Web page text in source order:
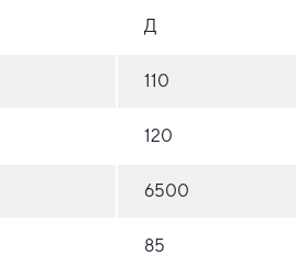
Д
110
120
6500
85